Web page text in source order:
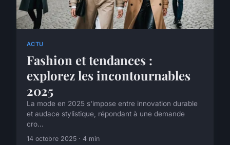
ACTU
Fashion et tendances :
explorez les incontournables
2025
La mode en 2025 s'impose entre innovation durable
et audace stylistique, répondant à une demande
cro...
14 octobre 2025 · 4 min